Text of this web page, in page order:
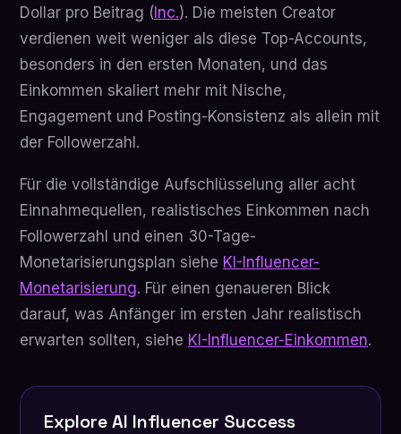
Dollar pro Beitrag ( Inc.). Die meisten Creator
verdienen weit weniger als diese Top-Accounts,
besonders in den ersten Monaten, und das
Einkommen skaliert mehr mit Nische,
Engagement und Posting-Konsistenz als allein mit
der Followerzahl.
Für die vollständige Aufschlüsselung aller acht
Einnahmequellen, realistisches Einkommen nach
Followerzahl und einen 30-Tage-
Monetarisierungsplan siehe KI-Influencer-
Monetarisierung. Für einen genaueren Blick
darauf, was Anfänger im ersten Jahr realistisch
erwarten sollten, siehe KI-Influencer-Einkommen.
Explore AI Influencer Success